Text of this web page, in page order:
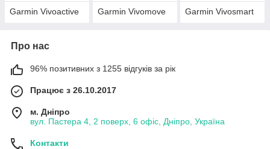
Garmin Vivoactive Garmin Vivomove Garmin Vivosmart
Про нас
96% позитивних з 1255 відгуків за рік
Працює з 26.10.2017
м. Дніпро
вул. Пастера 4, 2 поверх, 6 офіс, Дніпро, Україна
Контакти